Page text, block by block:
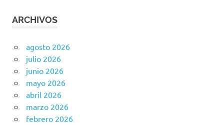
ARCHIVOS
agosto 2026
julio 2026
junio 2026
mayo 2026
abril 2026
marzo 2026
febrero 2026